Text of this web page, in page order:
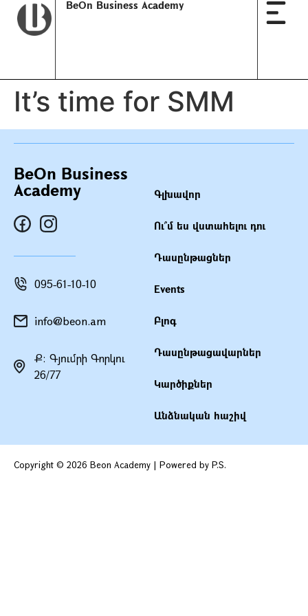
BeOn Business Academy
It’s time for SMM
BeOn Business
Academy
095-61-10-10
info@beon.am
Ք։ Գյումրի Գորկու
26/77
Գլխավոր
Ու՞մ ես վստահելու դու
Դասընթացներ
Events
Բլոգ
Դասընթացավարներ
Կարծիքներ
Անձնական հաշիվ
Copyright © 2026 Beon Academy | Powered by P.S.